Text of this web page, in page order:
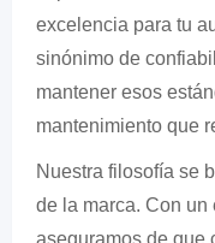
excelencia para tu
sinónimo de
mantener esos
mantenimiento que
Nuestra filosofía se
de la marca. Con
aseguramos de que